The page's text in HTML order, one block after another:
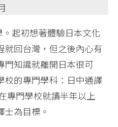
起初想著體驗日本文化
就回台灣，但之後內心有
門知識就離開日本很可
校的專門學科：日中通譯
專門學校就讀半年以上
士為目標。